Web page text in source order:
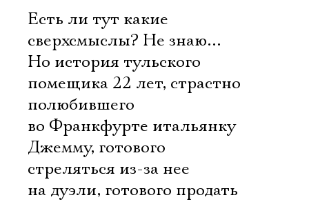
Есть ли тут какие
сверхсмыслы? Не знаю…
Но история тульского
помещика 22 лет, страстно
полюбившего
во Франкфурте итальянку
Джемму, готового
стреляться из-за нее
на дуэли, готового продать